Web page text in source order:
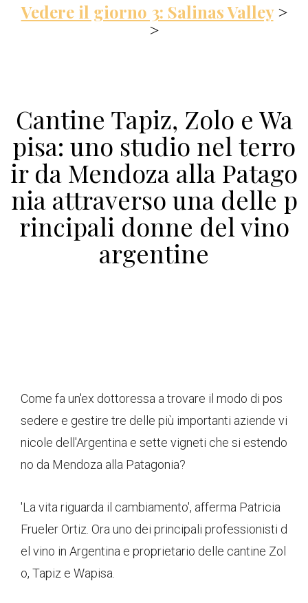
Vedere il giorno 3: Salinas Valley>
>
Cantine Tapiz, Zolo e Wa
pisa: uno studio nel terro
ir da Mendoza alla Patago
nia attraverso una delle p
rincipali donne del vino
argentine
Come fa un'ex dottoressa a trovare il modo di pos
sedere e gestire tre delle più importanti aziende vi
nicole dell'Argentina e sette vigneti che si estendo
no da Mendoza alla Patagonia?
'La vita riguarda il cambiamento', afferma Patricia
Frueler Ortiz. Ora uno dei principali professionisti d
el vino in Argentina e proprietario delle cantine Zol
o, Tapiz e Wapisa.